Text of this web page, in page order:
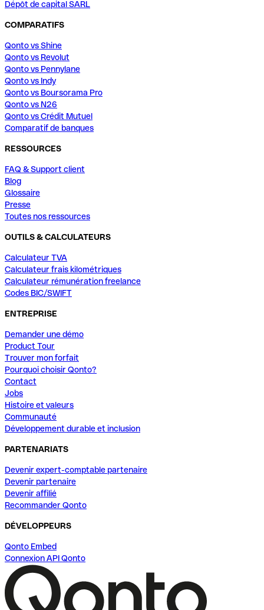
Dépôt de capital SARL
COMPARATIFS
Qonto vs Shine
Qonto vs Revolut
Qonto vs Pennylane
Qonto vs Indy
Qonto vs Boursorama Pro
Qonto vs N26
Qonto vs Crédit Mutuel
Comparatif de banques
RESSOURCES
FAQ & Support client
Blog
Glossaire
Presse
Toutes nos ressources
OUTILS & CALCULATEURS
Calculateur TVA
Calculateur frais kilométriques
Calculateur rémunération freelance
Codes BIC/SWIFT
ENTREPRISE
Demander une démo
Product Tour
Trouver mon forfait
Pourquoi choisir Qonto?
Contact
Jobs
Histoire et valeurs
Communauté
Développement durable et inclusion
PARTENARIATS
Devenir expert-comptable partenaire
Devenir partenaire
Devenir affilié
Recommander Qonto
DÉVELOPPEURS
Qonto Embed
Connexion API Qonto